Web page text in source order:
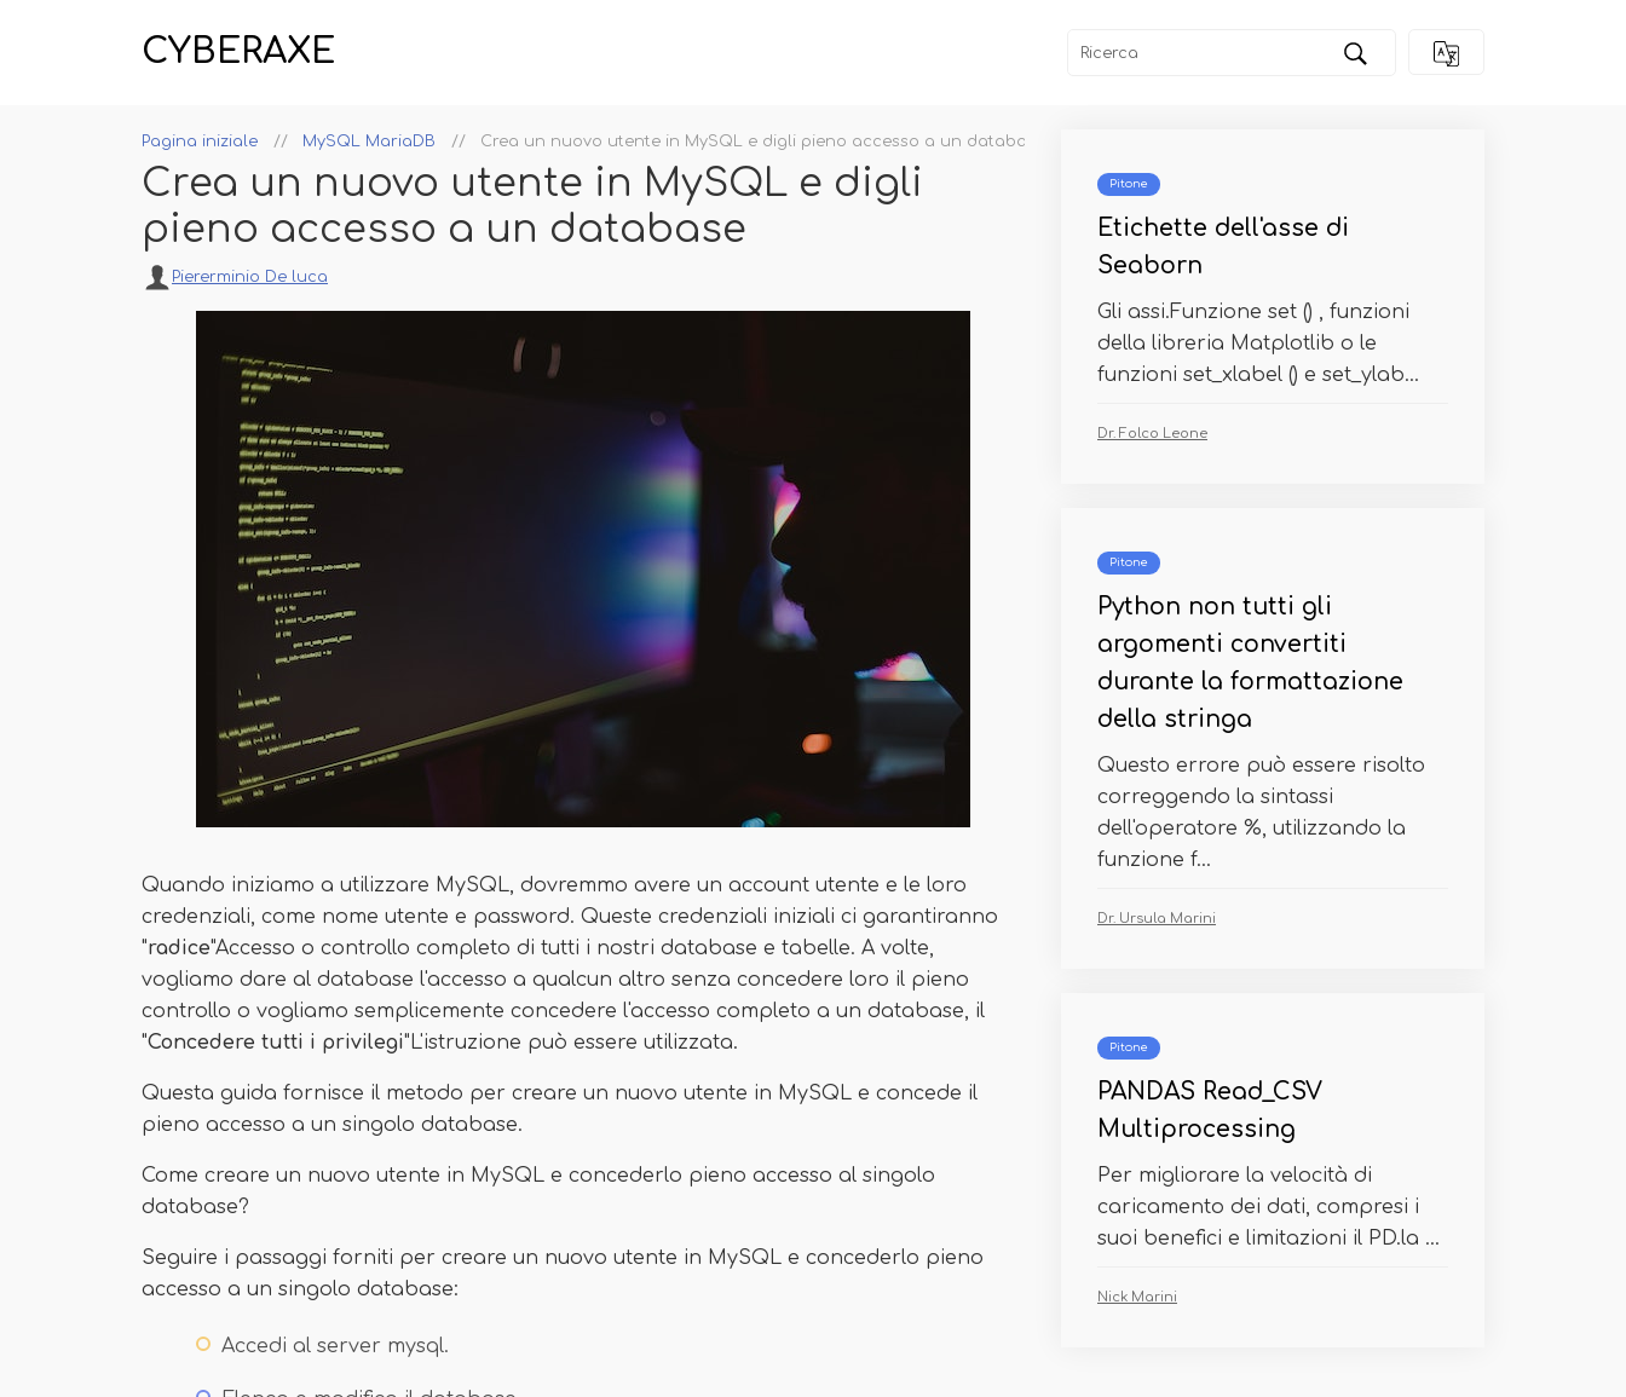
CYBERAXE
Pagina iniziale MySQL MariaDB Crea un nuovo utente in MySQL e digli pieno accesso a un database
Crea un nuovo utente in MySQL e digli
pieno accesso a un database
Piererminio De luca
Quando iniziamo a utilizzare MySQL, dovremmo avere un account utente e le loro
credenziali, come nome utente e password. Queste credenziali iniziali ci garantiranno
"radice"Accesso o controllo completo di tutti i nostri database e tabelle. A volte,
vogliamo dare al database l'accesso a qualcun altro senza concedere loro il pieno
controllo o vogliamo semplicemente concedere l'accesso completo a un database, il
"Concedere tutti i privilegi"L'istruzione può essere utilizzata.
Questa guida fornisce il metodo per creare un nuovo utente in MySQL e concede il
pieno accesso a un singolo database.
Come creare un nuovo utente in MySQL e concederlo pieno accesso al singolo
database?
Seguire i passaggi forniti per creare un nuovo utente in MySQL e concederlo pieno
accesso a un singolo database:
Accedi al server mysql.
Pitone
Etichette dell'asse di
Seaborn
Gli assi.Funzione set () , funzioni
della libreria Matplotlib o le
funzioni set_xlabel () e set_ylab...
Dr. Folco Leone
Pitone
Python non tutti gli
argomenti convertiti
durante la formattazione
della stringa
Questo errore può essere risolto
correggendo la sintassi
dell'operatore %, utilizzando la
funzione f...
Dr. Ursula Marini
Pitone
PANDAS Read_CSV
Multiprocessing
Per migliorare la velocità di
caricamento dei dati, compresi i
suoi benefici e limitazioni il PD.la ...
Nick Marini